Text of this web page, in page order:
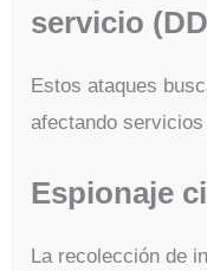
servicio
Estos ataques
afectando
Espionaje
La recolección de